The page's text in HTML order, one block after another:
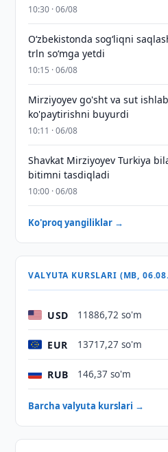
10:30 · 06/08
O‘zbekistonda sog‘liqni
trln so‘mga yetdi
10:15 · 06/08
Mirziyoyev go'sht va sut
ko'paytirishni buyurdi
10:11 · 06/08
Shavkat Mirziyoyev Turkiya
bitimni tasdiqladi
10:00 · 06/08
Ko'proq yangiliklar →
VALYUTA KURSLARI (MB,
USD 11886,72 so'm
EUR 13717,27 so'm
RUB 146,37 so'm
Barcha valyuta kurslari →